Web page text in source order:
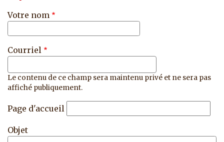
Votre nom
Courriel
Le contenu de ce champ sera maintenu privé et ne sera pas
affiché publiquement.
Page d'accueil
Objet